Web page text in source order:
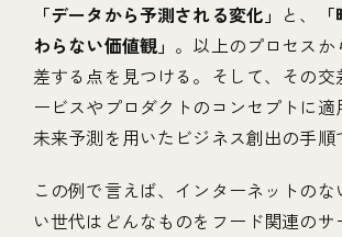
「データから予測される変化」 と、
わらない価値観」 。以上のプロセス
差する点を見つける。そして、その交
ービスやプロダクトのコンセプトに適
未来予測を用いたビジネス創出の手順
この例で言えば、インターネットのな
い世代はどんなものをフード関連のサ